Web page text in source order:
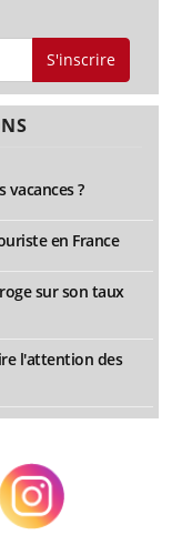
S'inscrire
?
en France
sur son taux
l'attention des